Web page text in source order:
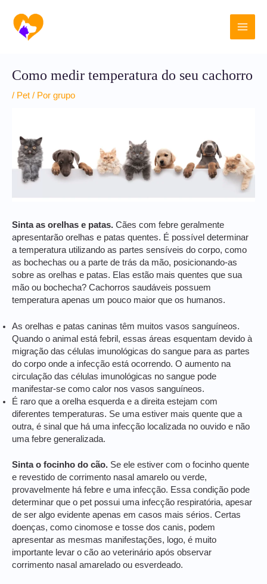
para
conteúdo
Main
Como medir temperatura do seu cachorro
/ Pet / Por grupo
Sinta as orelhas e patas. Cães com febre geralmente
apresentarão orelhas e patas quentes. É possível determinar
a temperatura utilizando as partes sensíveis do corpo, como
as bochechas ou a parte de trás da mão, posicionando-as
sobre as orelhas e patas. Elas estão mais quentes que sua
mão ou bochecha? Cachorros saudáveis possuem
temperatura apenas um pouco maior que os humanos.
As orelhas e patas caninas têm muitos vasos sanguíneos.
Quando o animal está febril, essas áreas esquentam devido à
migração das células imunológicas do sangue para as partes
do corpo onde a infecção está ocorrendo. O aumento na
circulação das células imunológicas no sangue pode
manifestar-se como calor nos vasos sanguíneos.
É raro que a orelha esquerda e a direita estejam com
diferentes temperaturas. Se uma estiver mais quente que a
outra, é sinal que há uma infecção localizada no ouvido e não
uma febre generalizada.
Sinta o focinho do cão. Se ele estiver com o focinho quente
e revestido de corrimento nasal amarelo ou verde,
provavelmente há febre e uma infecção. Essa condição pode
determinar que o pet possui uma infecção respiratória, apesar
de ser algo evidente apenas em casos mais sérios. Certas
doenças, como cinomose e tosse dos canis, podem
apresentar as mesmas manifestações, logo, é muito
importante levar o cão ao veterinário após observar
corrimento nasal amarelado ou esverdeado.